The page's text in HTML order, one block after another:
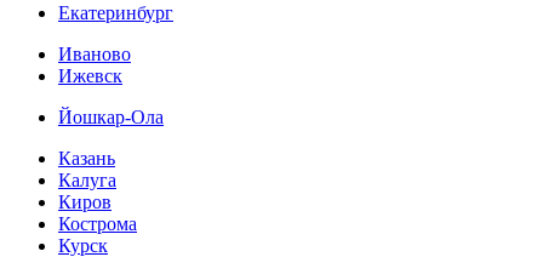
Екатеринбург
Иваново
Ижевск
Йошкар-Ола
Казань
Калуга
Киров
Кострома
Курск